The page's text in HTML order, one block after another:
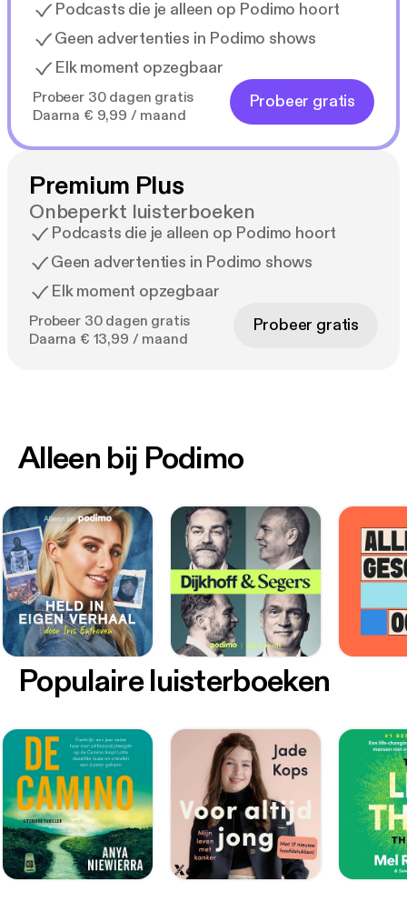
Podcasts die je alleen op Podimo hoort
Geen advertenties in Podimo shows
Elk moment opzegbaar
Probeer 30 dagen gratis
Daarna € 9,99 / maand
Probeer gratis
Premium Plus
Onbeperkt luisterboeken
Podcasts die je alleen op Podimo hoort
Geen advertenties in Podimo shows
Elk moment opzegbaar
Probeer 30 dagen gratis
Daarna € 13,99 / maand
Probeer gratis
Alleen bij Podimo
Populaire luisterboeken